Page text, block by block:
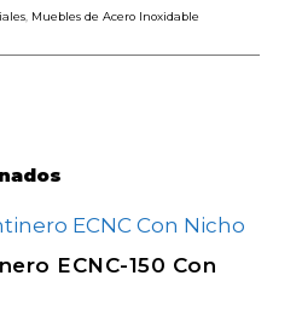
Muebles de Acero Inoxidable
ECNC-150 Con